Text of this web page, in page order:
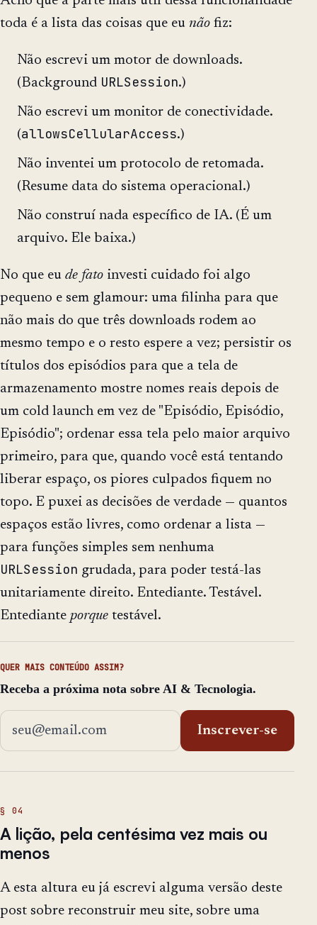
toda é a lista das coisas que eu não fiz:
Não escrevi um motor de downloads.
(Background URLSession.)
Não escrevi um monitor de conectividade.
(allowsCellularAccess.)
Não inventei um protocolo de retomada.
(Resume data do sistema operacional.)
Não construí nada específico de IA. (É um
arquivo. Ele baixa.)
No que eu de fato investi cuidado foi algo
pequeno e sem glamour: uma filinha para que
não mais do que três downloads rodem ao
mesmo tempo e o resto espere a vez; persistir os
títulos dos episódios para que a tela de
armazenamento mostre nomes reais depois de
um cold launch em vez de "Episódio, Episódio,
Episódio"; ordenar essa tela pelo maior arquivo
primeiro, para que, quando você está tentando
liberar espaço, os piores culpados fiquem no
topo. E puxei as decisões de verdade — quantos
espaços estão livres, como ordenar a lista —
para funções simples sem nenhuma
URLSession grudada, para poder testá-las
unitariamente direito. Entediante. Testável.
Entediante porque testável.
QUER MAIS CONTEÚDO ASSIM?
Receba a próxima nota sobre AI & Tecnologia.
Endereço de email
Inscrever-se
A lição, pela centésima vez mais ou
menos
A esta altura eu já escrevi alguma versão deste
post sobre reconstruir meu site, sobre uma